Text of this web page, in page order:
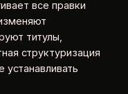
все правки
титулы,
структуризация
устанавливать